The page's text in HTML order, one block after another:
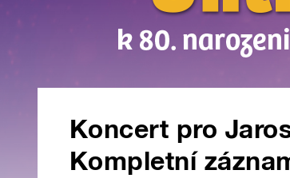
Koncert pro
Kompletní